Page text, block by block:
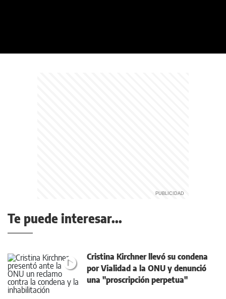
Te puede interesar...
Cristina Kirchner llevó su condena
por Vialidad a la ONU y denunció
una "proscripción perpetua"